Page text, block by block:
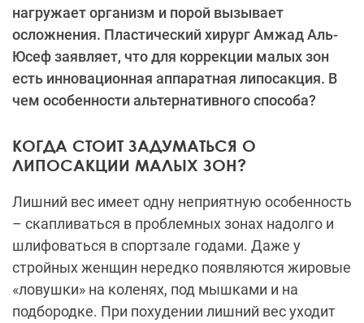
нагружает организм и порой вызывает
осложнения. Пластический хирург Амжад Аль-
Юсеф заявляет, что для коррекции малых зон
есть инновационная аппаратная липосакция. В
чем особенности альтернативного способа?
КОГДА СТОИТ ЗАДУМАТЬСЯ О
ЛИПОСАКЦИИ МАЛЫХ ЗОН?
Лишний вес имеет одну неприятную особенность
– скапливаться в проблемных зонах надолго и
шлифоваться в спортзале годами. Даже у
стройных женщин нередко появляются жировые
«ловушки» на коленях, под мышками и на
подбородке. При похудении лишний вес уходит